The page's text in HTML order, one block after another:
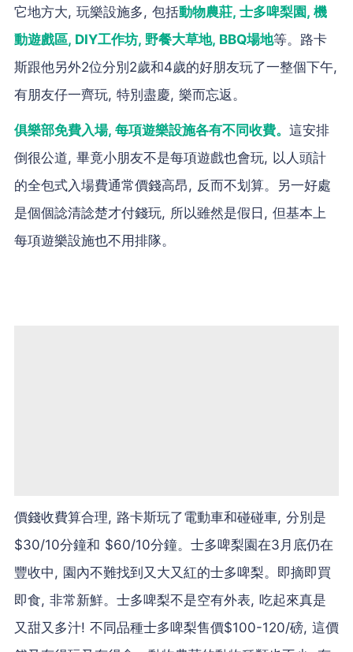
它地方大, 玩樂設施多, 包括動物農莊, 士多啤梨園, 機
動遊戲區, DIY工作坊, 野餐大草地, BBQ場地等。路卡
斯跟他另外2位分別2歲和4歲的好朋友玩了一整個下午,
有朋友仔一齊玩, 特別盡慶, 樂而忘返。
俱樂部免費入場, 每項遊樂設施各有不同收費。 這安排
倒很公道, 畢竟小朋友不是每項遊戲也會玩, 以人頭計
的全包式入場費通常價錢高昂, 反而不划算。另一好處
是個個諗清諗楚才付錢玩, 所以雖然是假日, 但基本上
每項遊樂設施也不用排隊。
價錢收費算合理, 路卡斯玩了電動車和碰碰車, 分別是
$30/10分鐘和 $60/10分鐘。士多啤梨園在3月底仍在
豐收中, 園內不難找到又大又紅的士多啤梨。即摘即買
即食, 非常新鮮。士多啤梨不是空有外表, 吃起來真是
又甜又多汁! 不同品種士多啤梨售價$100-120/磅, 這價